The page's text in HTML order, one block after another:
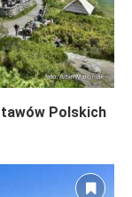
Polskich